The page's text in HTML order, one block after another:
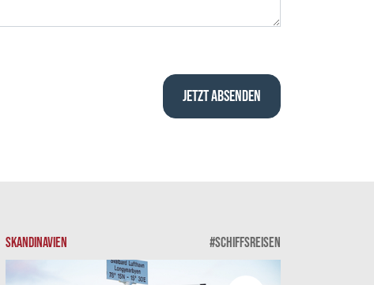
SKANDINAVIEN #SCHIFFSREISEN